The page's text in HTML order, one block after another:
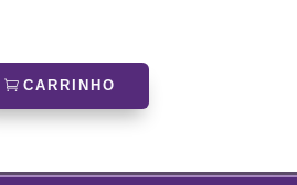
CARRINHO